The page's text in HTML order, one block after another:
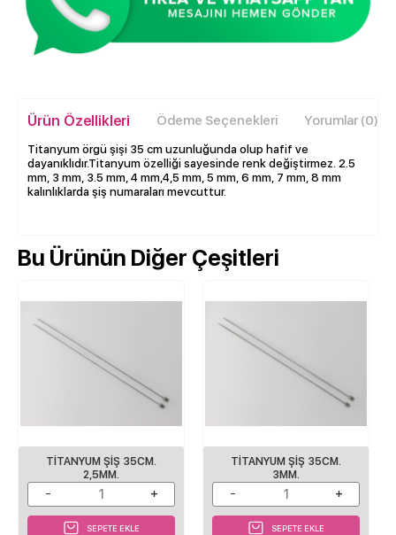
Ürün Özellikleri Ödeme Seçenekleri Yorumlar (0)
Titanyum örgü şişi 35 cm uzunluğunda olup hafif ve
dayanıklıdır.Titanyum özelliği sayesinde renk değiştirmez. 2.5
mm, 3 mm, 3.5 mm, 4 mm,4,5 mm, 5 mm, 6 mm, 7 mm, 8 mm
kalınlıklarda şiş numaraları mevcuttur.
Bu Ürünün Diğer Çeşitleri
TITANYUM ŞIŞ 35CM.
2,5MM.
SEPETE EKLE
TITANYUM ŞIŞ 35CM.
3MM.
SEPETE EKLE